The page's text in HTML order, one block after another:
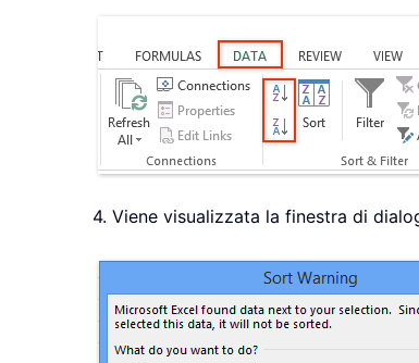
4. Viene visualizzata la finestra di